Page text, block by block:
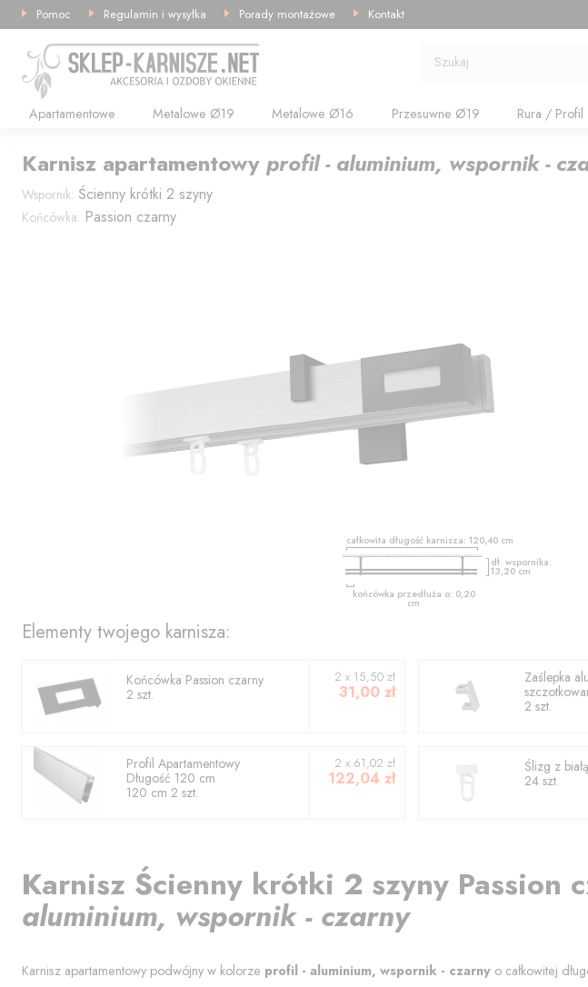
Szukaj
Apartamentowe Metalowe Ø19 Metalowe Ø16 Przesuwne Ø19 Rura / Profil
Pomoc Regulamin i wysyłka Porady montażowe Kontakt
Karnisz apartamentowy profil - aluminium, wspornik -
Wspornik: Ścienny krótki 2 szyny
Końcówka: Passion czarny
całkowita długość karnisza: 120,40cm
dł. wspornika:
13,20cm
końcówka przedłuża o: 0,20
cm
Elementy twojego karnisza:
Końcówka Passion czarny
2 szt.
2 x 15,50 zł
31,00 zł
Zaślepka
2 szt.
ProfilApartamentowy
Długość 120 cm
120 cm2 szt.
2 x 61,02 zł
122,04 zł
Ślizg z
24 szt.
Karnisz Ścienny krótki 2 szyny Passion
aluminium, wspornik - czarny
Karnisz apartamentowy podwójny w kolorze profil - aluminium, wspornik - czarny o całkowitej